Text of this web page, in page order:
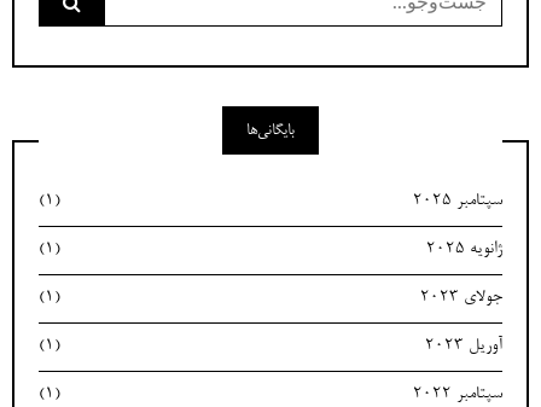
برای:
بایگانی‌ها
سپتامبر 2025 (1)
ژانویه 2025 (1)
جولای 2023 (1)
آوریل 2023 (1)
سپتامبر 2022 (1)